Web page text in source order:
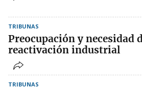
TRIBUNAS
Preocupación y necesidad
reactivación industrial
TRIBUNAS